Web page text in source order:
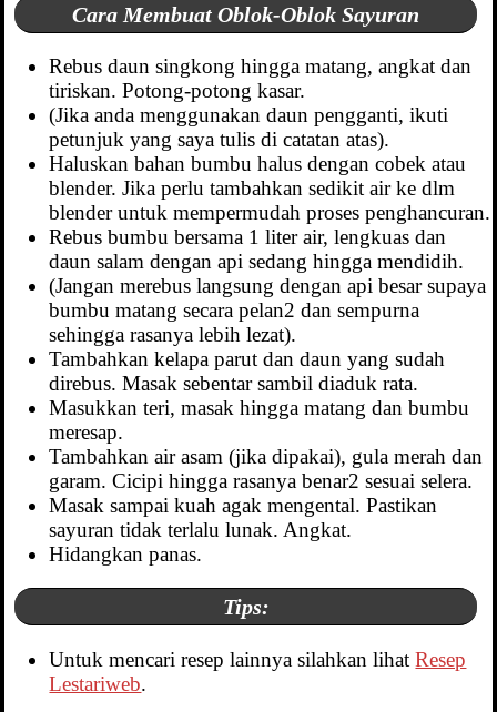
Cara Membuat Oblok-Oblok Sayuran
Rebus daun singkong hingga matang, angkat dan
tiriskan. Potong-potong kasar.
(Jika anda menggunakan daun pengganti, ikuti
petunjuk yang saya tulis di catatan atas).
Haluskan bahan bumbu halus dengan cobek atau
blender. Jika perlu tambahkan sedikit air ke dlm
blender untuk mempermudah proses penghancuran.
Rebus bumbu bersama 1 liter air, lengkuas dan
daun salam dengan api sedang hingga mendidih.
(Jangan merebus langsung dengan api besar supaya
bumbu matang secara pelan2 dan sempurna
sehingga rasanya lebih lezat).
Tambahkan kelapa parut dan daun yang sudah
direbus. Masak sebentar sambil diaduk rata.
Masukkan teri, masak hingga matang dan bumbu
meresap.
Tambahkan air asam (jika dipakai), gula merah dan
garam. Cicipi hingga rasanya benar2 sesuai selera.
Masak sampai kuah agak mengental. Pastikan
sayuran tidak terlalu lunak. Angkat.
Hidangkan panas.
Tips:
Untuk mencari resep lainnya silahkan lihatResep
Lestariweb.